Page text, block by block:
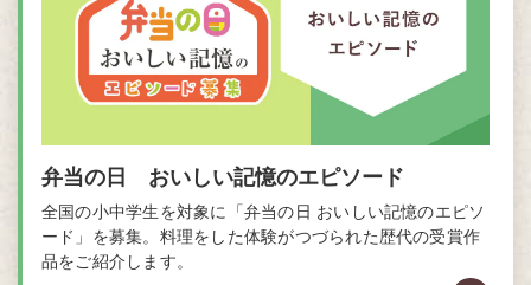
弁当の日 おいしい記憶のエピソード
全国の小中学生を対象に「弁当の日 おいしい記憶のエピソ
ード」を募集。料理をした体験がつづられた歴代の受賞作
品をご紹介します。